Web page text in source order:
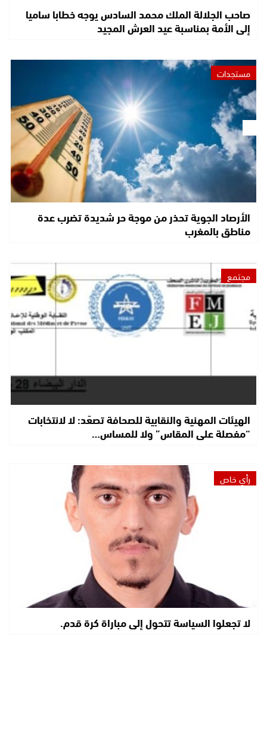
صاحب الجلالة الملك محمد السادس يوجه خطابا ساميا
إلى الأمة بمناسبة عيد العرش المجيد
مستجدات
الأرصاد الجوية تحذر من موجة حر شديدة تضرب عدة
مناطق بالمغرب
مجتمع
الهيئات المهنية والنقابية للصحافة تصعّد: لا لانتخابات
“مفصلة على المقاس” ولا للمساس…
رأي خاص
لا تجعلوا السياسة تتحول إلى مباراة كرة قدم.